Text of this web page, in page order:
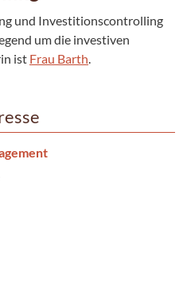
und Investitionscontrolling
um die investiven
ist Frau Barth